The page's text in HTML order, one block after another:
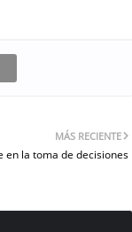
MÁS RECIENTE
en la toma de decisiones